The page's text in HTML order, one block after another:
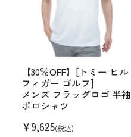
【30％OFF】[トミー ヒル
フィガー ゴルフ]
メンズ フラッグロゴ 半袖
ポロシャツ
¥9,625(税込)